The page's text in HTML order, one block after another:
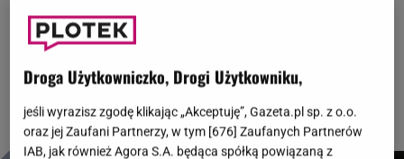
komplecie pomarzą nieliczni. Podejmiesz
wyzwanie czy polegniesz?
Droga Użytkowniczko, Drogi Użytkowniku,
jeśli wyrazisz zgodę klikając „Akceptuję”, Gazeta.pl sp. z o.o.
oraz jej Zaufani Partnerzy, w tym [676] Zaufanych Partnerów
IAB, jak również Agora S.A. będąca spółką powiązaną z